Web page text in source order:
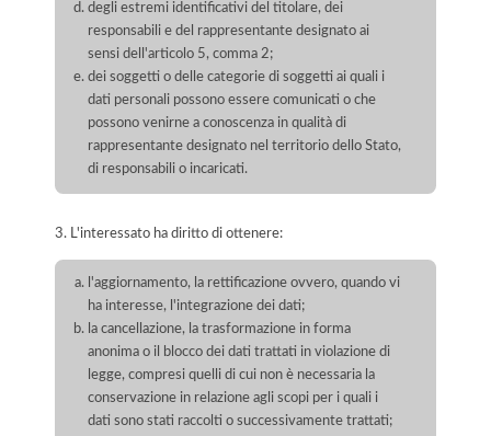
degli estremi identificativi del titolare, dei
responsabili e del rappresentante designato ai
sensi dell'articolo 5, comma 2;
dei soggetti o delle categorie di soggetti ai quali i
dati personali possono essere comunicati o che
possono venirne a conoscenza in qualità di
rappresentante designato nel territorio dello Stato,
di responsabili o incaricati.
3. L'interessato ha diritto di ottenere:
l'aggiornamento, la rettificazione ovvero, quando vi
ha interesse, l'integrazione dei dati;
la cancellazione, la trasformazione in forma
anonima o il blocco dei dati trattati in violazione di
legge, compresi quelli di cui non è necessaria la
conservazione in relazione agli scopi per i quali i
dati sono stati raccolti o successivamente trattati;